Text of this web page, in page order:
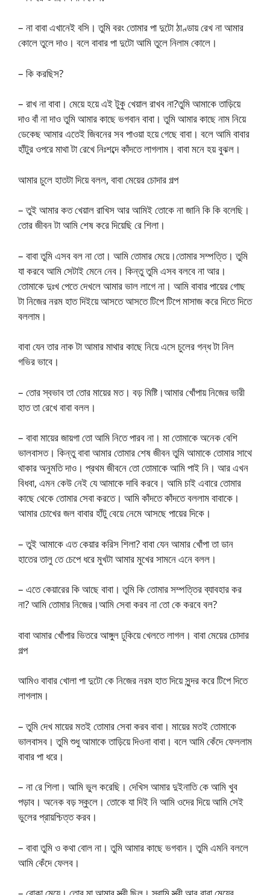
– না বাবা এখানেই বসি। তুমি বরং তোমার পা দুটো ঠাণ্ডায় রেখ না আমার
কোলে তুলে দাও। বলে বাবার পা দুটো আমি তুলে নিলাম কোলে।
– কি করছিস?
– রাখ না বাবা। মেয়ে হয়ে এই টুকু খেয়াল রাখব না?তুমি আমাকে তাড়িয়ে
দাও বাঁ না দাও তুমি আমার কাছে ভগবান বাবা। তুমি আমার কাছে নাম নিয়ে
ডেকেছ আমার এতেই জিবনের সব পাওয়া হয়ে গেছে বাবা। বলে আমি বাবার
হাঁটুর ওপরে মাথা টা রেখে নিঃশব্দে কাঁদতে লাগলাম। বাবা মনে হয় বুঝল।
আমার চুলে হাতটা দিয়ে বলল, বাবা মেয়ের চোদার গল্প
– তুই আমার কত খেয়াল রাখিস আর আমিই তোকে না জানি কি কি বলেছি।
তোর জীবন টা আমি শেষ করে দিয়েছি রে শিলা।
– বাবা তুমি এসব বল না তো। আমি তোমার মেয়ে।তোমার সম্পত্তি। তুমি
যা করবে আমি সেটাই মেনে নেব। কিন্তু তুমি এসব বলবে না আর।
তোমাকে দুঃখ পেতে দেখলে আমার ভাল লাগে না। আমি বাবার পায়ের গোছ
টা নিজের নরম হাত দিইয়ে আসতে আসতে টিপে টিপে মাসাজ করে দিতে দিতে
বললাম।
বাবা যেন তার নাক টা আমার মাথার কাছে নিয়ে এসে চুলের গন্ধ টা নিল
গভির ভাবে।
– তোর স্বভাব তা তোর মায়ের মত। বড় মিষ্টি।আমার খোঁপায় নিজের ভারী
হাত তা রেখে বাবা বলল।
– বাবা মায়ের জায়গা তো আমি নিতে পারব না। মা তোমাকে অনেক বেশি
ভালবাসত। কিন্তু বাবা আমার তোমার শেষ জীবন তুমি আমাকে তোমার সাথে
থাকার অনুমতি দাও। প্রথম জীবনে তো তোমাকে আমি পাই নি। আর এখন
বিধবা, এমন কেউ নেই যে আমাকে দাবি করবে। আমি চাই এবারে তোমার
কাছে থেকে তোমার সেবা করতে। আমি কাঁদতে কাঁদতে বললাম বাবাকে।
আমার চোখের জল বাবার হাঁটু বেয়ে নেমে আসছে পায়ের দিকে।
– তুই আমাকে এত কেয়ার করিস শিলা? বাবা যেন আমার খোঁপা তা ডান
হাতের তালু তে চেপে ধরে মুখটা আমার মুখের সামনে এনে বলল।
– এতে কেয়ারের কি আছে বাবা। তুমি কি তোমার সম্পত্তির ব্যাবহার কর
না? আমি তোমার নিজের।আমি সেবা করব না তো কে করবে বল?
বাবা আমার খোঁপার ভিতরে আঙ্গুল ঢুকিয়ে খেলতে লাগল। বাবা মেয়ের চোদার
গল্প
আমিও বাবার খোলা পা দুটো কে নিজের নরম হাত দিয়ে সুন্দর করে টিপে দিতে
লাগলাম।
– তুমি দেখ মায়ের মতই তোমার সেবা করব বাবা। মায়ের মতই তোমাকে
ভালবাসব। তুমি শুধু আমাকে তাড়িয়ে দিওনা বাবা। বলে আমি কেঁদে ফেললাম
বাবার পা ধরে।
– না রে শিলা। আমি ভুল করেছি। দেখিস আমার দুইনাতি কে আমি খুব
পড়াব। অনেক বড় স্কুলে। তোকে যা দিই নি আমি ওদের দিয়ে আমি সেই
ভুলের প্রায়শ্চিত্ত করব।
– বাবা তুমি ও কথা বোল না। তুমি আমার কাছে ভগবান। তুমি এমনি বললে
আমি কেঁদে ফেলব।